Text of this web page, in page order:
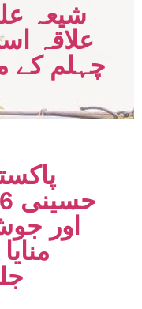
شیعہ
علاقہ
چہلم کے
اور